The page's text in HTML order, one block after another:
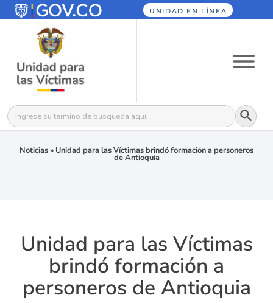
UNIDAD EN LÍNEA
Buscar: Botón
Noticias» Unidad para las Víctimas brindó formación a personeros
de Antioquia
Unidad para las Víctimas
brindó formación a
personeros de Antioquia